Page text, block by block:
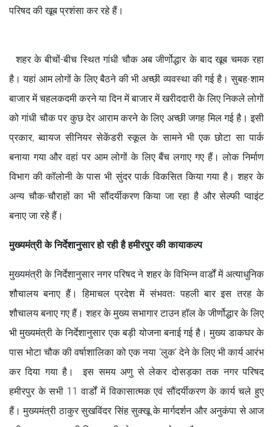
परिषद की खूब प्रशंसा कर रहे हैं।
शहर के बीचों-बीच स्थित गांधी चौक अब जीर्णोद्धार के बाद खूब चमक रहा
है। यहां आम लोगों के लिए बैठने की भी अच्छी व्यवस्था की गई है। सुबह-शाम
बाजार में चहलकदमी करने या दिन में बाजार में खरीददारी के लिए निकले लोगों
को गांधी चौक पर कुछ देर आराम करने के लिए अच्छी जगह मिल गई है। इसी
प्रकार, ब्वायज सीनियर सेकेंडरी स्कूल के सामने भी एक छोटा सा पार्क
बनाया गया और वहां पर आम लोगों के लिए बैंच लगाए गए हैं। लोक निर्माण
विभाग की कॉलोनी के पास भी सुंदर पार्क विकसित किया गया है। शहर के
अन्य चौक-चौराहों का भी सौंदर्यीकरण किया जा रहा है और सेल्फी प्वाइंट
बनाए जा रहे हैं।
मुख्यमंत्री के निर्देशानुसार हो रही है हमीरपुर की कायाकल्प
मुख्यमंत्री के निर्देशानुसार नगर परिषद ने शहर के विभिन्न वार्डों में अत्याधुनिक
शौचालय बनाए हैं। हिमाचल प्रदेश में संभवतः पहली बार इस तरह के
शौचालय बनाए गए हैं। शहर के मुख्य सभागार टाउन हॉल के जीर्णोद्धार के लिए
भी मुख्यमंत्री के निर्देशानुसार एक बड़ी योजना बनाई गई है। मुख्य डाकघर के
पास भोटा चौक की वर्षाशालिका को एक नया ‘लुक’ देने के लिए भी कार्य आरंभ
कर दिया गया है। इस समय अणु से लेकर दोसड़का तक नगर परिषद
हमीरपुर के सभी 11 वार्डों में विकासात्मक एवं सौंदर्यीकरण के कार्य चले हुए
हैं। मुख्यमंत्री ठाकुर सुखविंदर सिंह सुक्खू के मार्गदर्शन और अनुकंपा से आज